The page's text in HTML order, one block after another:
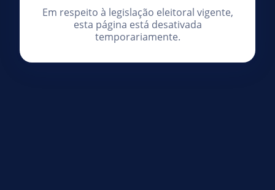
Em respeito à legislação eleitoral vigente,
esta página está desativada
temporariamente.